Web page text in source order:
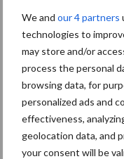
We and our 4 partners
technologies to
may store and/or
process the personal
browsing data, for
personalized ads and
effectiveness,
geolocation data, and
your consent will be
Primaire
Sidebar
Recent
5 aug